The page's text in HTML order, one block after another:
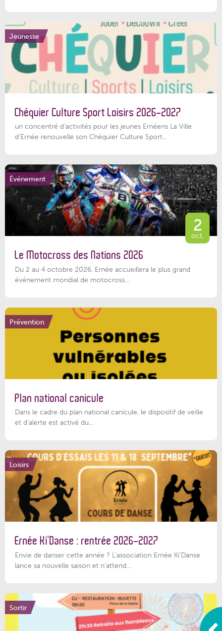
Jeunesse
Chéquier Culture Sport Loisirs 2026-2027
un concentré d’activités pour les jeunes Ernéens La Ville
d’Ernée renouvelle son Chéquier Culture Sport...
Événement
2
oct.
Le Motocross des Nations 2026
Du 2 au 4 octobre 2026, Ernée accueillera le plus grand
événement mondial de motocross...
Prévention
Plan national canicule
Dans le cadre du plan national canicule, le dispositif de veille
et d’alerte est activé du...
Loisirs
Ernée Ki’Danse : rentrée 2026-2027
Envie de danser cette année ? L'association Ernée Ki'Danse
lance sa nouvelle saison et n'attend...
Sortir